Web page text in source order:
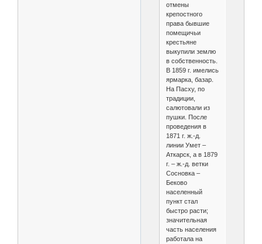
отмены
крепостного
права бывшие
помещичьи
крестьяне
выкупили землю
в собственность.
В 1859 г. имелись
ярмарка, базар.
На Пасху, по
традиции,
салютовали из
пушки. После
проведения в
1871 г. ж.-д.
линии Умет –
Аткарск, а в 1879
г. – ж.-д. ветки
Сосновка –
Беково
населенный
пункт стал
быстро расти;
значительная
часть населения
работала на